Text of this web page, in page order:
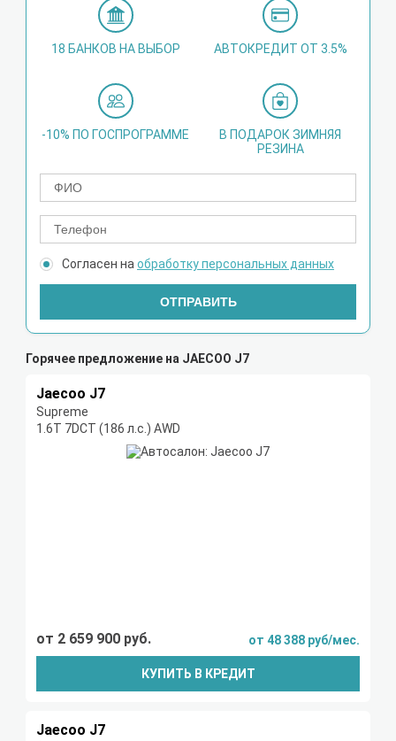
18 БАНКОВ НА ВЫБОР АВТОКРЕДИТ ОТ 3.5%
-10% ПО ГОСПРОГРАММЕ
В ПОДАРОК ЗИМНЯЯ
РЕЗИНА
Согласен наобработку персональных данных
ОТПРАВИТЬ
Горячее предложение на JAECOO J7
Jaecoo J7
Supreme
1.6T 7DCT (186 л.с.) AWD
от 2 659 900 руб. от 48 388 руб/мес.
КУПИТЬ В КРЕДИТ
Jaecoo J7